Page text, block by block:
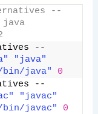
--
--
"java"
java"
0
--
"javac"
javac"
0